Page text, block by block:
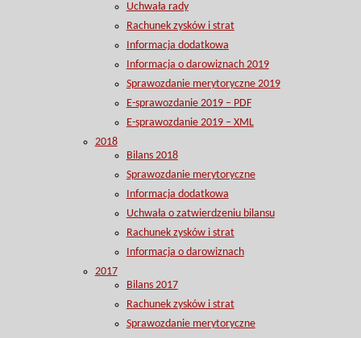
Uchwała rady
Rachunek zysków i strat
Informacja dodatkowa
Informacja o darowiznach 2019
Sprawozdanie merytoryczne 2019
E-sprawozdanie 2019 – PDF
E-sprawozdanie 2019 – XML
2018
Bilans 2018
Sprawozdanie merytoryczne
Informacja dodatkowa
Uchwała o zatwierdzeniu bilansu
Rachunek zysków i strat
Informacja o darowiznach
2017
Bilans 2017
Rachunek zysków i strat
Sprawozdanie merytoryczne